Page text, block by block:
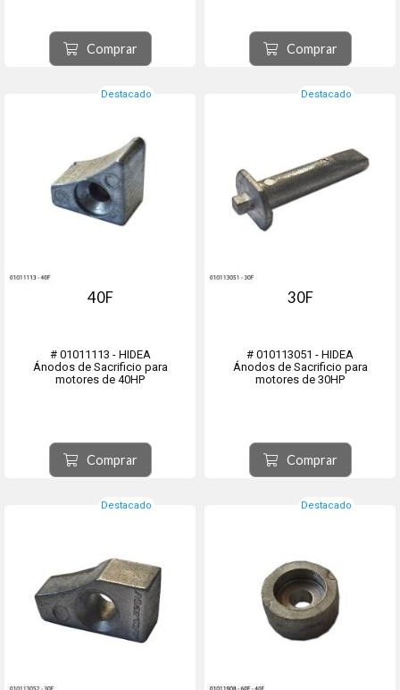
Comprar Comprar
Destacado
40F
# 01011113 - HIDEA
Ánodos de Sacrificio para
motores de 40HP
Comprar
Destacado
30F
# 010113051 - HIDEA
Ánodos de Sacrificio para
motores de 30HP
Comprar
Destacado Destacado